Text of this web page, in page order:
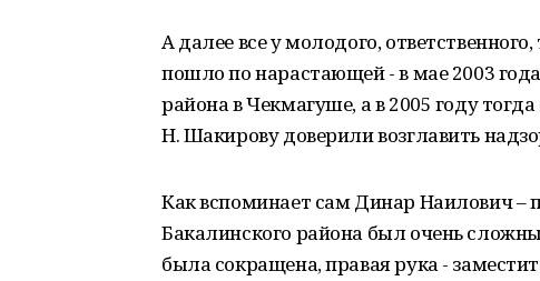
А далее все у молодого,
пошло по нарастающей - в мае 2003
района в Чекмагуше, а в 2005 году
Н. Шакирову доверили возглавить
Как вспоминает сам Динар Наилович –
Бакалинского района был очень
была сокращена, правая рука -